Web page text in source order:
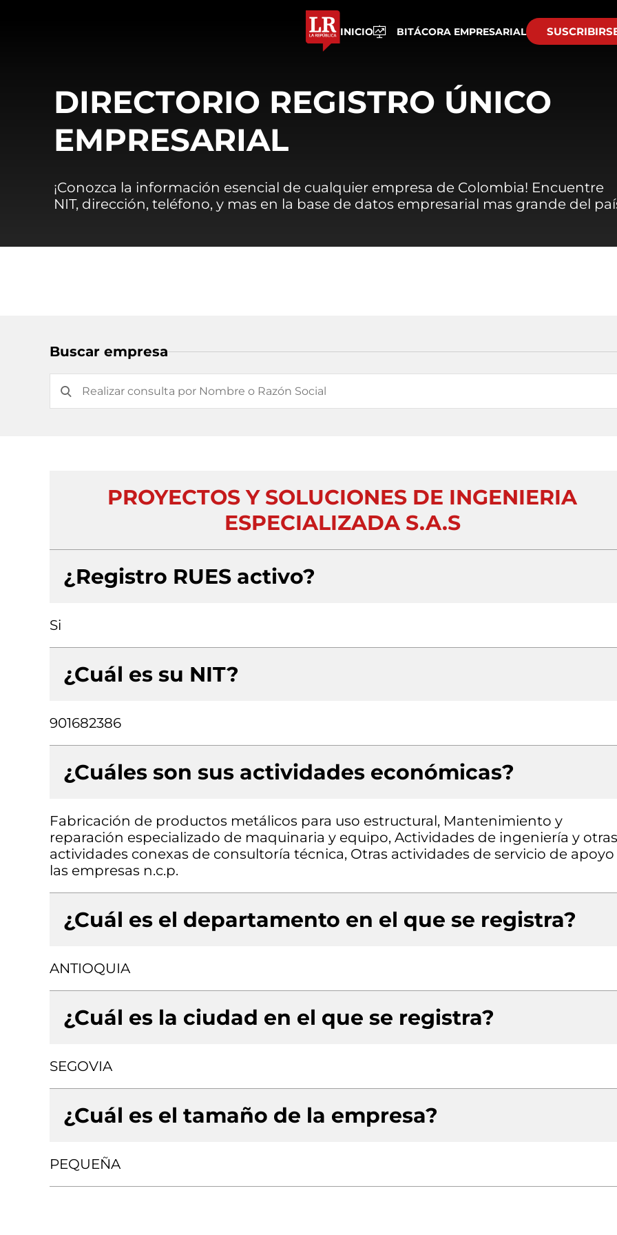
INICIO BITÁCORA EMPRESARIAL
DIRECTORIO REGISTRO ÚNICO
EMPRESARIAL
¡Conozca la información esencial de cualquier empresa de Colombia! Encuentre
NIT, dirección, teléfono, y mas en la base de datos empresarial mas grande del
Buscar empresa
PROYECTOS Y SOLUCIONES DE INGENIERIA
ESPECIALIZADA S.A.S
¿Registro RUES activo?
Si
¿Cuál es su NIT?
901682386
¿Cuáles son sus actividades económicas?
Fabricación de productos metálicos para uso estructural, Mantenimiento y
reparación especializado de maquinaria y equipo, Actividades de ingeniería y otras
actividades conexas de consultoría técnica, Otras actividades de servicio de apoyo
las empresas n.c.p.
¿Cuál es el departamento en el que se registra?
ANTIOQUIA
¿Cuál es la ciudad en el que se registra?
SEGOVIA
¿Cuál es el tamaño de la empresa?
PEQUEÑA